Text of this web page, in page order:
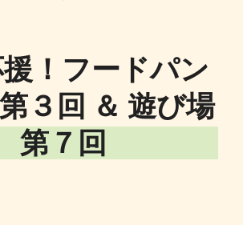
！フードパン
３回 ＆ 遊び場
第７回